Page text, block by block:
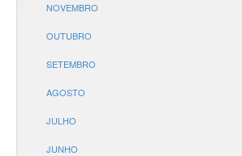
NOVEMBRO
OUTUBRO
SETEMBRO
AGOSTO
JULHO
JUNHO